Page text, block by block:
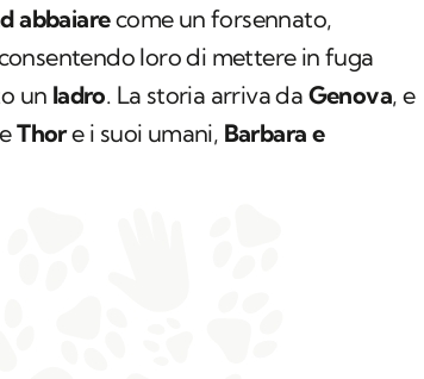
abbaiarecome un forsennato,
loro di mettere in fuga
un ladro. La storia arriva da Genova, e
Thore i suoi umani, Barbara e